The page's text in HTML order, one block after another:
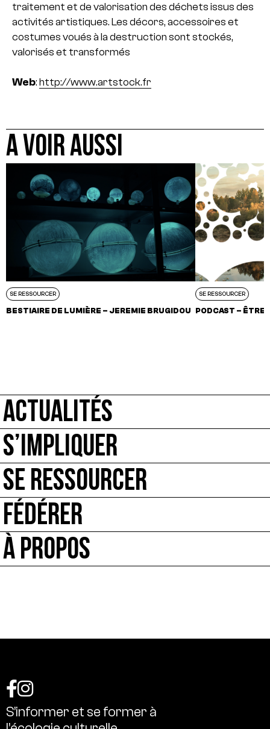
traitement et de valorisation des déchets issus des
activités artistiques. Les décors, accessoires et
costumes voués à la destruction sont stockés,
valorisés et transformés
Web: http://www.artstock.fr
A VOIR AUSSI
SE RESSOURCER
BESTIAIRE DE LUMIÈRE – JEREMIE BRUGIDOU
SE RESSOURCER
PODCAST –
ACTUALITÉS
S’IMPLIQUER
SE RESSOURCER
FÉDÉRER
À PROPOS
S’informer et se former à